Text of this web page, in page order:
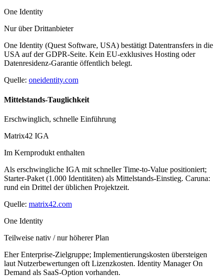
One Identity
Nur über Drittanbieter
One Identity (Quest Software, USA) bestätigt Datentransfers in die
USA auf der GDPR-Seite. Kein EU-exklusives Hosting oder
Datenresidenz-Garantie öffentlich belegt.
Quelle: oneidentity.com
Mittelstands-Tauglichkeit
Erschwinglich, schnelle Einführung
Matrix42 IGA
Im Kernprodukt enthalten
Als erschwingliche IGA mit schneller Time-to-Value positioniert;
Starter-Paket (1.000 Identitäten) als Mittelstands-Einstieg. Caruna:
rund ein Drittel der üblichen Projektzeit.
Quelle: matrix42.com
One Identity
Teilweise nativ / nur höherer Plan
Eher Enterprise-Zielgruppe; Implementierungskosten übersteigen
laut Nutzerbewertungen oft Lizenzkosten. Identity Manager On
Demand als SaaS-Option vorhanden.